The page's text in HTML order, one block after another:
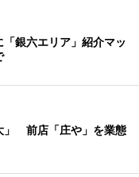
銀六エリア」紹介マッ
」 前店「庄や」を業態